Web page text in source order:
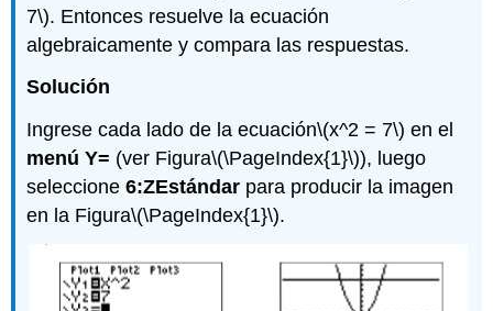
7\). Entonces resuelve la ecuación
algebraicamente y compara las respuestas.
Solución
Ingrese cada lado de la ecuación\(x^2 = 7\) en el
menú Y= (ver Figura\(\PageIndex{1}\)), luego
seleccione6:ZEstándar para producir la imagen
en la Figura\(\PageIndex{1}\).